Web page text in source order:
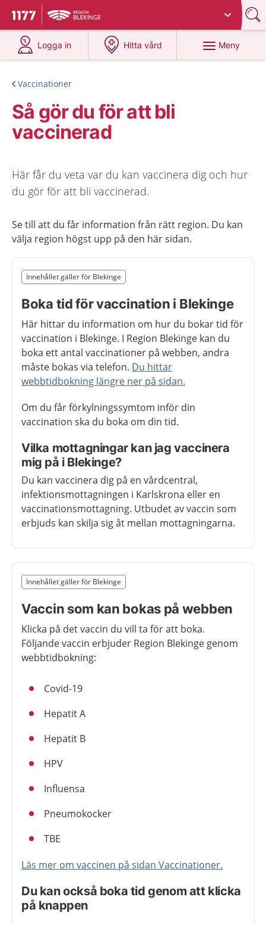
Till startsidan för 1177
Du har valt region
Logga in
på 1177.se
Hitta vård
på 1177.se
Meny
Vaccinationer
Så gör du för att bli
vaccinerad
Här får du veta var du kan vaccinera dig och hur
du gör för att bli vaccinerad.
Se till att du får information från rätt region. Du kan
välja region högst upp på den här sidan.
Nedan innehåll gäller region Blekinge
Innehållet gäller för Blekinge
Boka tid för vaccination i Blekinge
Här hittar du information om hur du bokar tid för
vaccination i Blekinge. I Region Blekinge kan du
boka ett antal vaccinationer på webben, andra
måste bokas via telefon. Du hittar
webbtidbokning längre ner på sidan.
Om du får förkylningssymtom inför din
vaccination ska du boka om din tid.
Vilka mottagningar kan jag vaccinera
mig på i Blekinge?
Du kan vaccinera dig på en vårdcentral,
infektionsmottagningen i Karlskrona eller en
vaccinationsmottagning. Utbudet av vaccin som
erbjuds kan skilja sig åt mellan mottagningarna.
Slut på det regionala tillägget från region Blekinge
Nedan innehåll gäller region Blekinge
Innehållet gäller för Blekinge
Vaccin som kan bokas på webben
Klicka på det vaccin du vill ta för att boka.
Följande vaccin erbjuder Region Blekinge genom
webbtidbokning:
Covid-19
Hepatit A
Hepatit B
HPV
Influensa
Pneumokocker
TBE
Läs mer om vaccinen på sidan Vaccinationer.
Du kan också boka tid genom att klicka
på knappen
Slut på det regionala tillägget från region Blekinge